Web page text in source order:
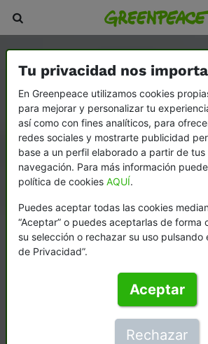
Tu privacidad nos importa
En Greenpeace utilizamos cookies
para mejorar y personalizar tu
así como con fines analíticos, para
redes sociales y mostrarte publicidad
base a un perfil elaborado a partir de
navegación. Para más información
política de cookies AQUÍ.
Puedes aceptar todas las cookies
“Aceptar” o puedes aceptarlas de forma
su selección o rechazar su uso pulsando
de Privacidad”.
Aceptar
Rechazar